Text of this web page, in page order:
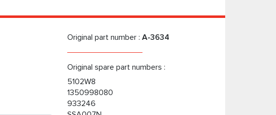
Original part number : A-3634
Original spare part numbers :
5102W8
1350998080
933246